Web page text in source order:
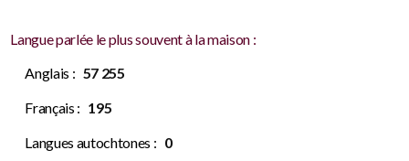
Langue parlée le plus souvent à la maison :
Anglais : 57 255
Français : 195
Langues autochtones : 0